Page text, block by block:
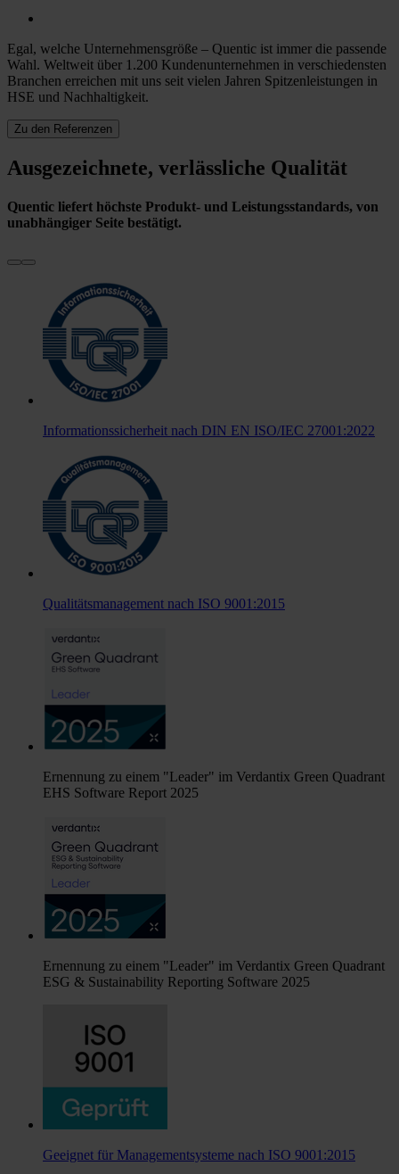
Egal, welche Unternehmensgröße – Quentic ist immer die passende
Wahl. Weltweit über 1.200 Kundenunternehmen in verschiedensten
Branchen erreichen mit uns seit vielen Jahren Spitzenleistungen in
HSE und Nachhaltigkeit.
Zu den Referenzen
Ausgezeichnete, verlässliche Qualität
Quentic liefert höchste Produkt- und Leistungsstandards, von
unabhängiger Seite bestätigt.
Informationssicherheit nach DIN EN ISO/IEC 27001:2022
Qualitätsmanagement nach ISO 9001:2015
Ernennung zu einem "Leader" im Verdantix Green Quadrant
EHS Software Report 2025
Ernennung zu einem "Leader" im Verdantix Green Quadrant
ESG & Sustainability Reporting Software 2025
Geeignet für Managementsysteme nach ISO 9001:2015